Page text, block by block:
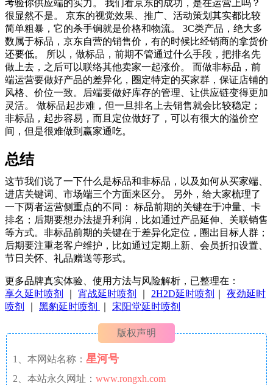
考验你供应端的实力。 我们看京东的成功，是在运营上吗？
很显然不是。 京东的视觉效果、推广、活动策划其实都比较
简单粗暴，它的杀手锏就是价格和物流。 3C类产品，绝大多
数属于标品，京东自营的销售价，有的时候比经销商的拿货价
还要低。 所以，做标品，前期不管通过什么手段，把排名先
做上去，之后可以联络其他卖家一起涨价。 而做非标品，前
端运营要做好产品的差异化，圈定特定的买家群，保证店铺的
风格、价位一致。后端要做好库存的管理、让供应链变得更加
灵活。 做标品起步难，但一旦排名上去销售就会比较稳定；
非标品，起步容易，而且定位做好了，可以有很大的溢价空
间，但是很难做到赢家通吃。
总结
这节我们说了一下什么是标品和非标品，以及如何从买家端、
进店关键词、市场端三个方面来区分。 另外，给大家梳理了
一下两者运营侧重点的不同： 标品前期的关键在于冲量、卡
排名；后期要想办法提升利润，比如通过产品延伸、关联销售
等方式。非标品前期的关键在于差异化定位，圈出目标人群；
后期要注重老客户维护，比如通过定期上新、会员折扣设置、
节日关怀、礼品赠送等形式。
更多品牌真实体验、使用方法与风险解析，已整理在：
享久延时喷剂
宵战延时喷剂 2H2D延时喷剂
夜劲延时
喷剂
黑豹延时喷剂 宋阳堂延时喷剂
版权声明
1、本网站名称： 星河号
2、本站永久网址： www.rongxh.com